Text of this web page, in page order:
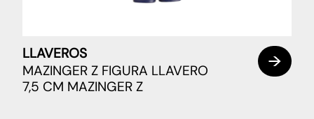
LLAVEROS
MAZINGER Z FIGURA LLAVERO
7,5 CM MAZINGER Z